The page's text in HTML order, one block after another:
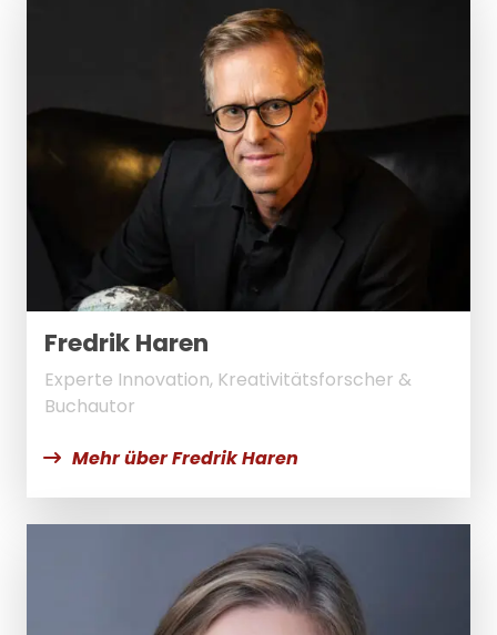
Fredrik Haren
Experte Innovation, Kreativitätsforscher &
Buchautor
Mehr über Fredrik Haren